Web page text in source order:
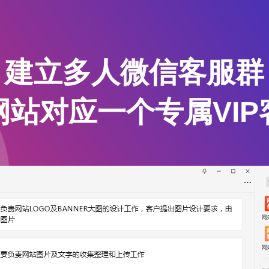
建立多人微信客服群
站对应一个专属VIP